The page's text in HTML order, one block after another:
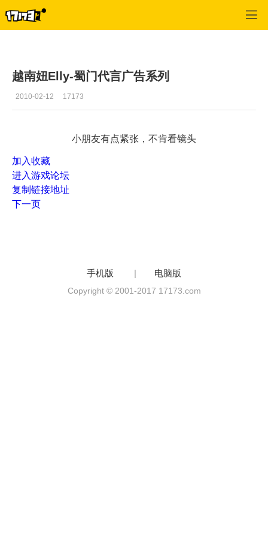
越南妞Elly-蜀门代言广告系列
2010-02-12 17173
小朋友有点紧张，不肯看镜头
加入收藏
进入游戏论坛
复制链接地址
下一页
手机版 | 电脑版
Copyright © 2001-2017 17173.com